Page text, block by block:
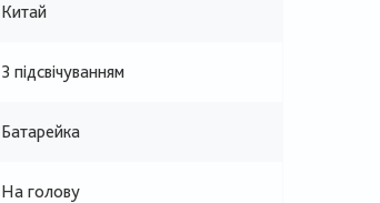
Китай
З підсвічуванням
Батарейка
На голову